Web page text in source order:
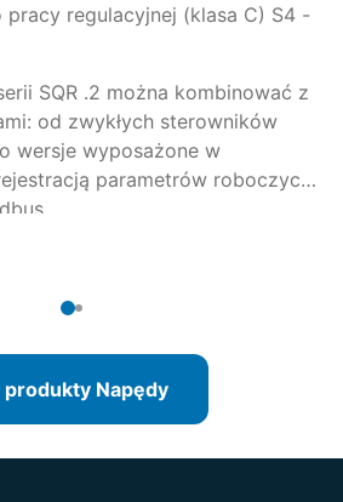
regulacyjnej (klasa C) S4 -
SQR .2 można kombinować z
od zwykłych sterowników
wersje wyposażone w
parametrów roboczych
Napędy